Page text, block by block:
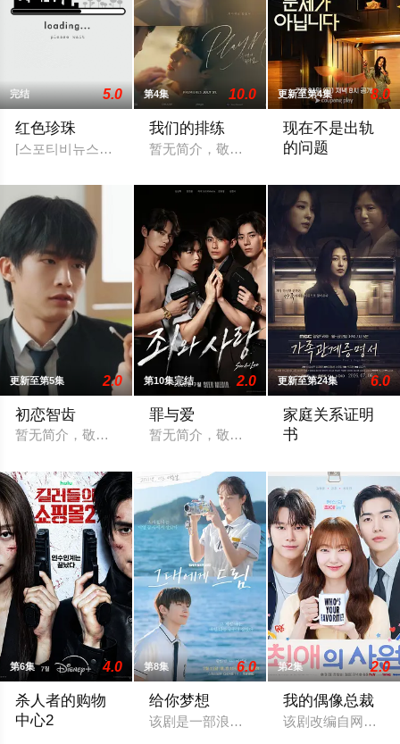
完结 5.0
红色珍珠
[스포티비뉴스=강효진 기자] 배우 박진희가 본격 컴백 활동에 나
第4集 10.0
我们的排练
暂无简介，敬请期待
更新至第4集 8.0
现在不是出轨
的问题
更新至第5集 2.0
初恋智齿
暂无简介，敬请期待
第10集完结 2.0
罪与爱
暂无简介，敬请期待
更新至第24集 6.0
家庭关系证明
书
第6集 4.0
杀人者的购物
中心2
第8集 6.0
给你梦想
该剧是一部浪漫喜剧，讲述了连一个梦想
第2集 2.0
我的偶像总裁
该剧改编自网络漫